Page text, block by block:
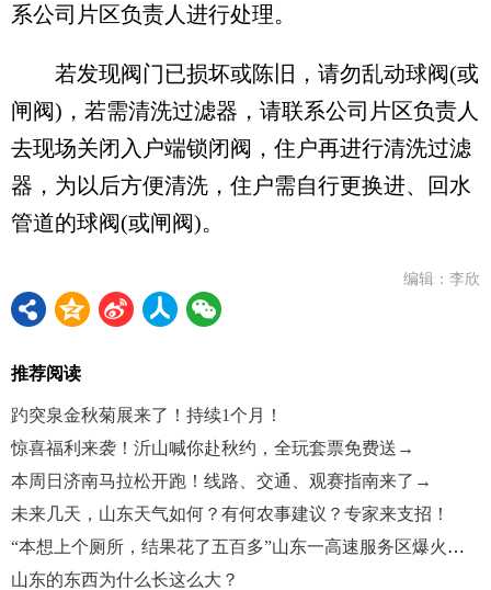
系公司片区负责人进行处理。
若发现阀门已损坏或陈旧，请勿乱动球阀(或
闸阀)，若需清洗过滤器，请联系公司片区负责人
去现场关闭入户端锁闭阀，住户再进行清洗过滤
器，为以后方便清洗，住户需自行更换进、回水
管道的球阀(或闸阀)。
编辑：李欣
推荐阅读
趵突泉金秋菊展来了！持续1个月！
惊喜福利来袭！沂山喊你赴秋约，全玩套票免费送→
本周日济南马拉松开跑！线路、交通、观赛指南来了→
未来几天，山东天气如何？有何农事建议？专家来支招！
“本想上个厕所，结果花了五百多”山东一高速服务区爆火，比景区人还多！
山东的东西为什么长这么大？